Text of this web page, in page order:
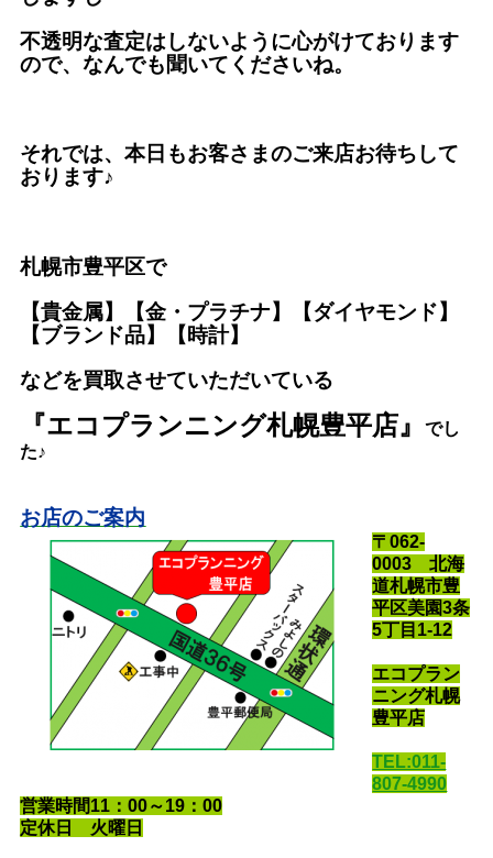
不透明な査定はしないように心がけております
ので、なんでも聞いてくださいね。
それでは、本日もお客さまのご来店お待ちして
おります♪
札幌市豊平区で
【貴金属】【金・プラチナ】【ダイヤモンド】
【ブランド品】【時計】
などを買取させていただいている
『エコプランニング札幌豊平店』でし
た♪
お店のご案内
〒062-
0003 北海
道札幌市豊
平区美園3条
5丁目1-12
エコプラン
ニング札幌
豊平店
TEL:011-
807-4990
営業時間11：00～19：00
定休日 火曜日